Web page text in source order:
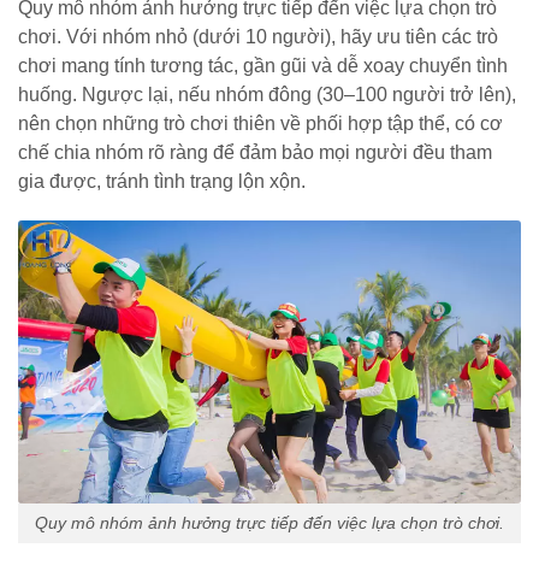
Quy mô nhóm ảnh hưởng trực tiếp đến việc lựa chọn trò
chơi. Với nhóm nhỏ (dưới 10 người), hãy ưu tiên các trò
chơi mang tính tương tác, gần gũi và dễ xoay chuyển tình
huống. Ngược lại, nếu nhóm đông (30–100 người trở lên),
nên chọn những trò chơi thiên về phối hợp tập thể, có cơ
chế chia nhóm rõ ràng để đảm bảo mọi người đều tham
gia được, tránh tình trạng lộn xộn.
Quy mô nhóm ảnh hưởng trực tiếp đến việc lựa chọn trò chơi.